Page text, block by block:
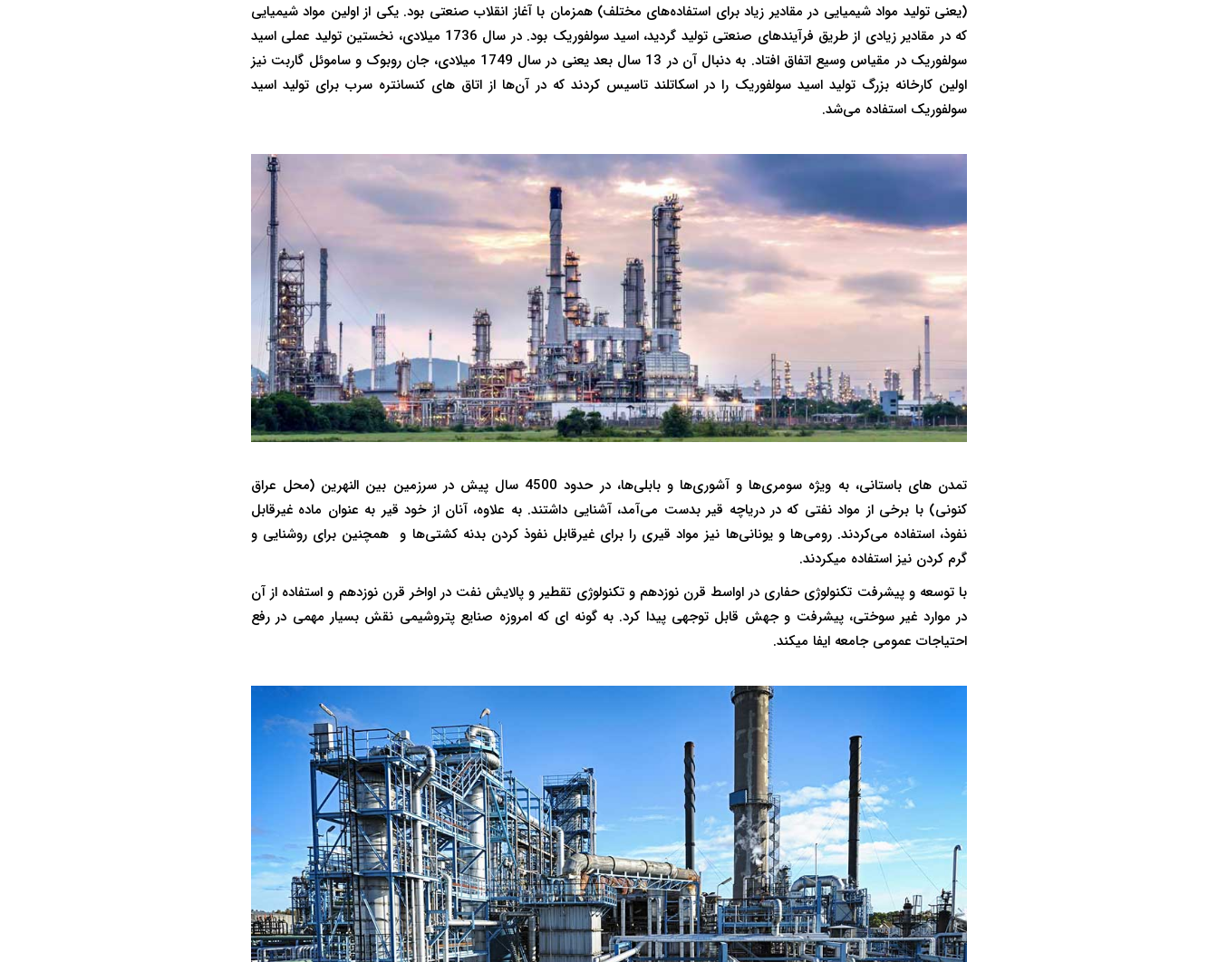
(یعنی تولید مواد شیمیایی در مقادیر زیاد برای استفاده‌های مختلف) همزمان با آغاز انقلاب صنعتی بود. یکی از اولین مواد شیمیایی
که در مقادیر زیادی از طریق فرآیندهای صنعتی تولید گردید، اسید سولفوریک بود. در سال 1736 میلادی، نخستین تولید عملی اسید
سولفوریک در مقیاس وسیع اتفاق افتاد. به دنبال آن در 13 سال بعد یعنی در سال 1749 میلادی، جان روبوک و ساموئل گاربت نیز
اولین کارخانه بزرگ تولید اسید سولفوریک را در اسکاتلند تاسیس کردند که در آن‌ها از اتاق های کنسانتره سرب برای تولید اسید
سولفوریک استفاده می‌شد.
تمدن های باستانی، به ویژه سومری‌ها و آشوری‌ها و بابلی‌ها، در حدود 4500 سال پیش در سرزمین بین النهرین (محل عراق
کنونی) با برخی از مواد نفتی که در دریاچه قیر بدست می‌آمد، آشنایی داشتند. به علاوه، آنان از خود قیر به عنوان ماده غیرقابل
نفوذ، استفاده می‌کردند. رومی‌ها و یونانی‌ها نیز مواد قیری را برای غیرقابل نفوذ کردن بدنه کشتی‌ها و همچنین برای روشنایی و
گرم کردن نیز استفاده میکردند.
با توسعه و پیشرفت تکنولوژی حفاری در اواسط قرن نوزدهم و تکنولوژی تقطیر و پالایش نفت در اواخر قرن نوزدهم و استفاده از آن
در موارد غیر سوختی، پیشرفت و جهش قابل توجهی پیدا کرد. به گونه ای که امروزه صنایع پتروشیمی نقش بسیار مهمی در رفع
احتیاجات عمومی جامعه ایفا میکند.